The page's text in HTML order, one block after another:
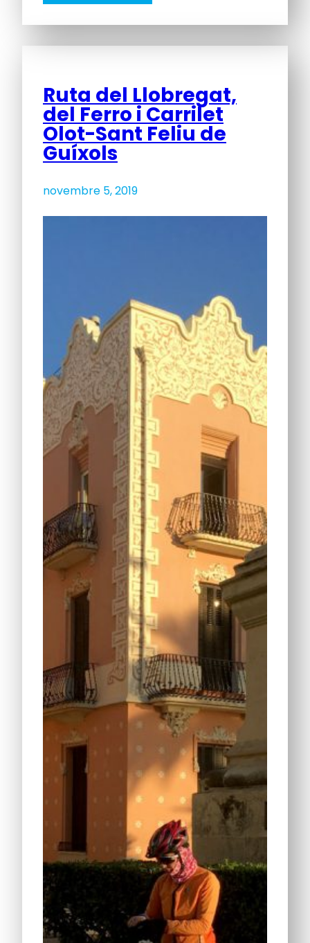
Ruta del Llobregat,
del Ferro i Carrilet
Olot-Sant Feliu de
Guíxols
novembre 5, 2019